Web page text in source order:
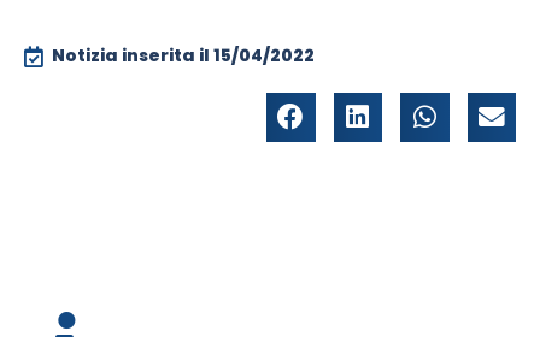
Notizia inserita il 15/04/2022